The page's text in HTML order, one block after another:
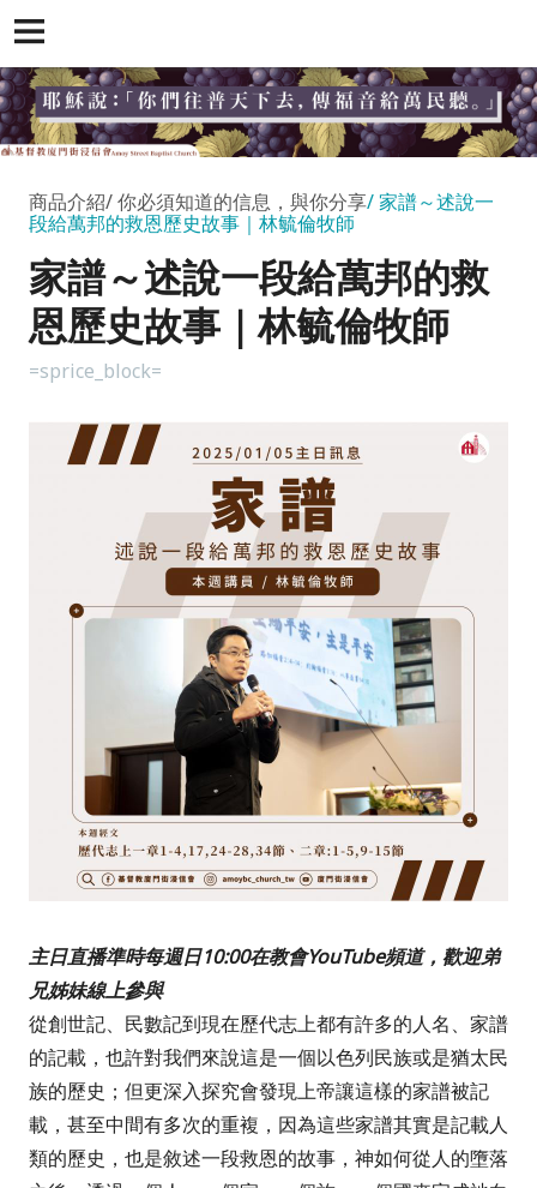
商品介紹 你必須知道的信息，與你分享 家譜～述說一
段給萬邦的救恩歷史故事｜林毓倫牧師
家譜～述說一段給萬邦的救
恩歷史故事｜林毓倫牧師
=sprice_block=
主日直播準時每週日10:00在教會YouTube頻道，歡迎弟
兄姊妹線上參與
從創世記、民數記到現在歷代志上都有許多的人名、家譜
的記載，也許對我們來說這是一個以色列民族或是猶太民
族的歷史；但更深入探究會發現上帝讓這樣的家譜被記
載，甚至中間有多次的重複，因為這些家譜其實是記載人
類的歷史，也是敘述一段救恩的故事，神如何從人的墮落